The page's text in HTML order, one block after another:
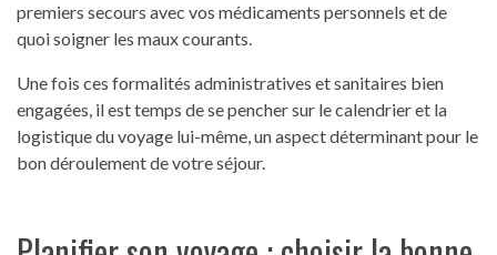
premiers secours avec vos médicaments personnels et de
quoi soigner les maux courants.
Une fois ces formalités administratives et sanitaires bien
engagées, il est temps de se pencher sur le calendrier et la
logistique du voyage lui-même, un aspect déterminant pour le
bon déroulement de votre séjour.